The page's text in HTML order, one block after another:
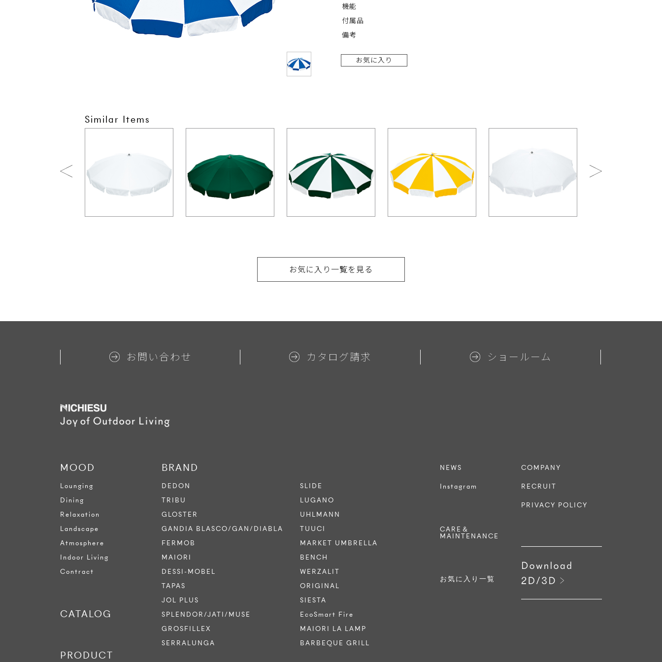
機能
付属品
備考
お気に入り
Similar Items
お気に入り一覧を見る
お問い合わせ カタログ請求 ショールーム
MOOD
Lounging
Dining
Relaxation
Landscape
Atmosphere
Indoor Living
Contract
CATALOG
PRODUCT
BRAND
DEDON
TRIBU
GLOSTER
GANDIA BLASCO/GAN/DIABLA
FERMOB
MAIORI
DESSI-MOBEL
TAPAS
JOL PLUS
SPLENDOR/JATI/MUSE
GROSFILLEX
SERRALUNGA
SLIDE
LUGANO
UHLMANN
TUUCI
MARKET UMBRELLA
BENCH
WERZALIT
ORIGINAL
SIESTA
EcoSmart Fire
MAIORI LA LAMP
BARBEQUE GRILL
NEWS
Instagram
CARE＆
MAINTENANCE
お気に入り一覧
COMPANY
RECRUIT
PRIVACY POLICY